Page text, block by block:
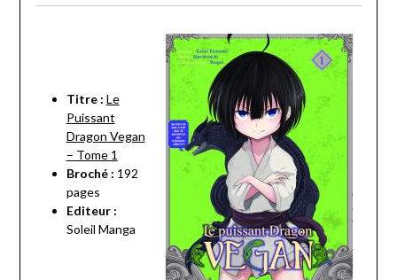
Titre : Le
Puissant
Dragon Vegan
– Tome 1
Broché : 192
pages
Editeur :
Soleil Manga